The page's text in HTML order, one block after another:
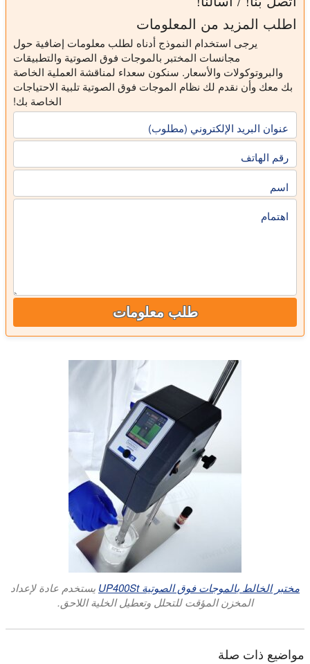
اطلب المزيد من المعلومات
يرجى استخدام النموذج أدناه لطلب معلومات إضافية حول
مجانسات المختبر بالموجات فوق الصوتية والتطبيقات
والبروتوكولات والأسعار. سنكون سعداء لمناقشة العملية الخاصة
بك معك وأن نقدم لك نظام الموجات فوق الصوتية تلبية الاحتياجات
الخاصة بك!
عنوان البريد الإلكتروني (مطلوب)
رقم الهاتف
اسم
اهتمام
طلب معلومات
مختبر الخالط بالموجات فوق الصوتية UP400St
يستخدم عادة لإعداد
المخزن المؤقت للتحلل وتعطيل الخلية اللاحق.
مواضيع ذات صلة